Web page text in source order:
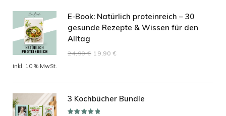
E-Book: Natürlich proteinreich – 30
gesunde Rezepte & Wissen für den
Alltag
24,90€ Ursprünglicher
19,90 €
inkl. 10 % MwSt.
3 Kochbücher Bundle